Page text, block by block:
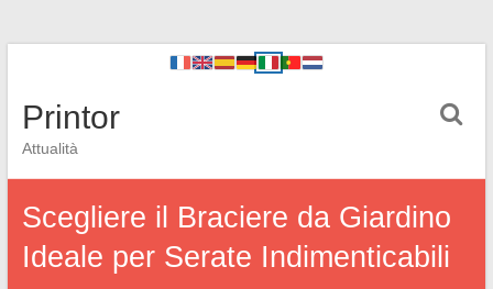
Printor
Attualità
Scegliere il Braciere da Giardino
Ideale per Serate Indimenticabili